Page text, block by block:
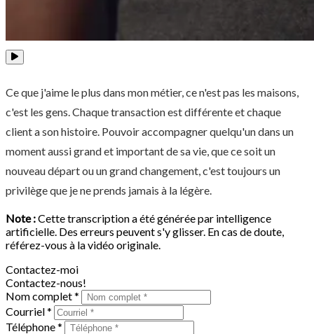
Ce que j'aime le plus dans mon métier, ce n'est pas les maisons,
c'est les gens. Chaque transaction est différente et chaque
client a son histoire. Pouvoir accompagner quelqu'un dans un
moment aussi grand et important de sa vie, que ce soit un
nouveau départ ou un grand changement, c'est toujours un
privilège que je ne prends jamais à la légère.
Note :Cette transcription a été générée par intelligence
artificielle. Des erreurs peuvent s'y glisser. En cas de doute,
référez-vous à la vidéo originale.
Contactez-moi
Contactez-nous!
Nom complet *
Courriel *
Téléphone *